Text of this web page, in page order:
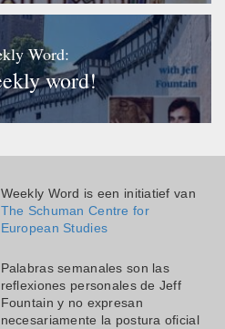
Word:
word!
Weekly Word is een initiatief van
The Schuman Centre for
European Studies
Palabras semanales son las
reflexiones personales de Jeff
Fountain y no expresan
necesariamente la postura oficial